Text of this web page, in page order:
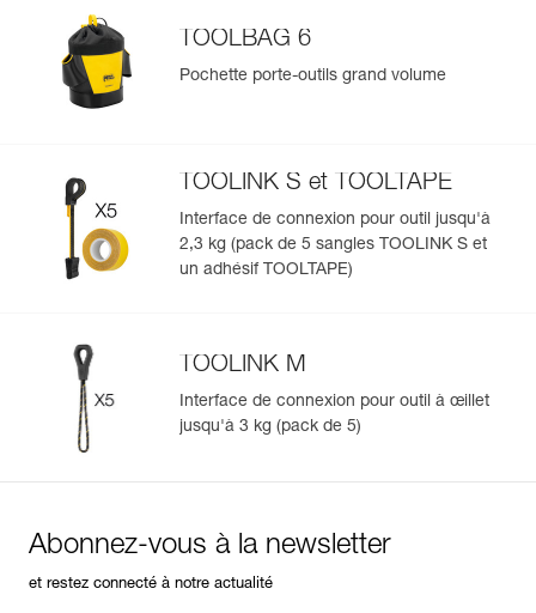
TOOLBAG 6
Pochette porte-outils grand volume
TOOLINK S et TOOLTAPE
Interface de connexion pour outil jusqu'à
2,3 kg (pack de 5 sangles TOOLINK S et
un adhésif TOOLTAPE)
TOOLINK M
Interface de connexion pour outil à œillet
jusqu'à 3 kg (pack de 5)
Abonnez-vous à la newsletter
et restez connecté à notre actualité